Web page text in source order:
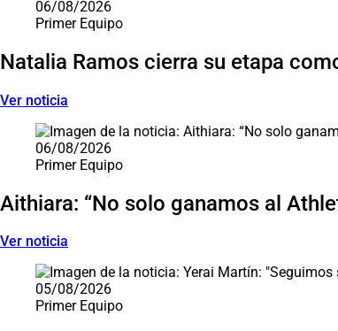
06/08/2026
Primer Equipo
Natalia Ramos cierra su etapa
Ver noticia
06/08/2026
Primer Equipo
Aithiara: “No solo ganamos al
Ver noticia
05/08/2026
Primer Equipo